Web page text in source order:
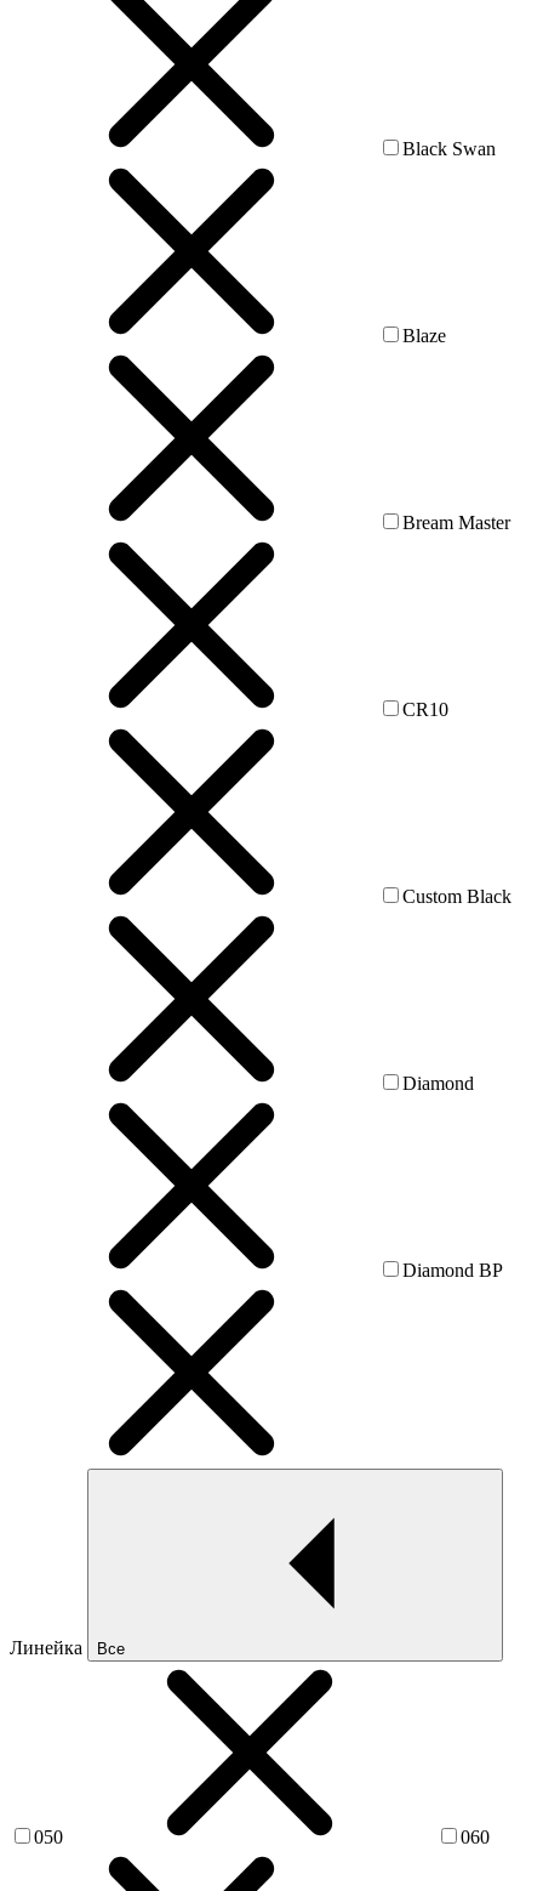
Black Swan
Blaze
Bream Master
CR10
Custom Black
Diamond
Diamond BP
Линейка Все
050 060